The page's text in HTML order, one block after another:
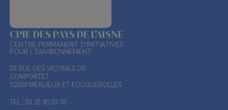
CPIE DES PAYS DE L'AISNE
CENTRE PERMANENT D'INITIATIVES
POUR L'ENVIRONNEMENT
33 RUE DES VICTIMES DE
COMPORTET
02000 MERLIEUX-ET-FOUQUEROLLES
TEL : 03 23 80 03 03